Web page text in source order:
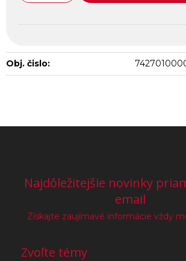
Obj. čislo:
Najdôležitejšie novinky
email
Získajte zaujímavé informácie vždy
Zvoľte témy